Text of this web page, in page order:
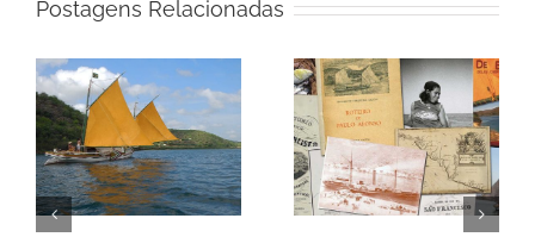
Postagens Relacionadas